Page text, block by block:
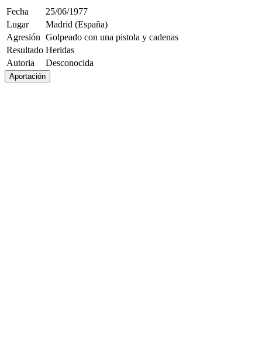
Fecha
25/06/1977
Lugar
Madrid (España)
Agresión Golpeado con una pistola y cadenas
Resultado Heridas
Autoria
Desconocida